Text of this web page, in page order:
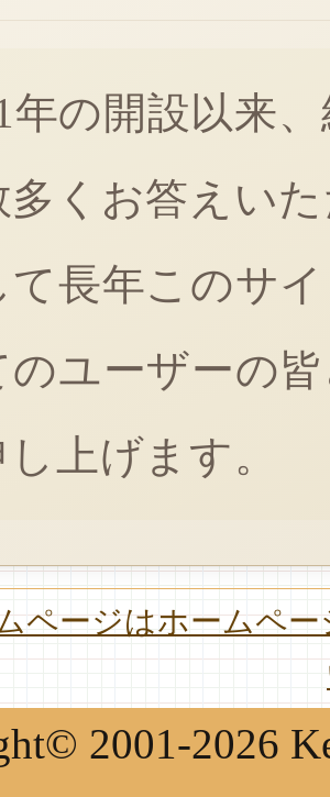
年の開設以来
多くお答えい
て長年このサ
のユーザーの
上げます。
ページはホームペ
2001-2026